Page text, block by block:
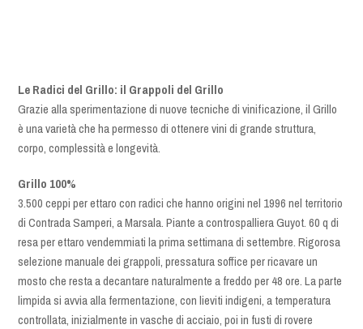
Le Radici del Grillo: il Grappoli del Grillo
Grazie alla sperimentazione di nuove tecniche di vinificazione, il Grillo
è una varietà che ha permesso di ottenere vini di grande struttura,
corpo, complessità e longevità.
Grillo 100%
3.500 ceppi per ettaro con radici che hanno origini nel 1996 nel territorio
di Contrada Samperi, a Marsala. Piante a controspalliera Guyot. 60 q di
resa per ettaro vendemmiati la prima settimana di settembre. Rigorosa
selezione manuale dei grappoli, pressatura soffice per ricavare un
mosto che resta a decantare naturalmente a freddo per 48 ore. La parte
limpida si avvia alla fermentazione, con lieviti indigeni, a temperatura
controllata, inizialmente in vasche di acciaio, poi in fusti di rovere